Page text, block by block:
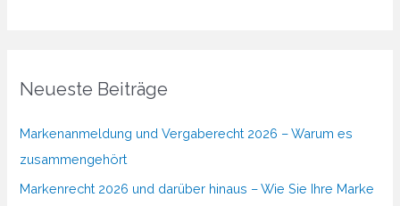
Neueste Beiträge
Markenanmeldung und Vergaberecht 2026 – Warum es
zusammengehört
Markenrecht 2026 und darüber hinaus – Wie Sie Ihre Marke